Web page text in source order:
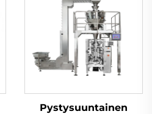
Pystysuuntainen